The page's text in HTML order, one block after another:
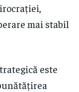
mai stabil
este